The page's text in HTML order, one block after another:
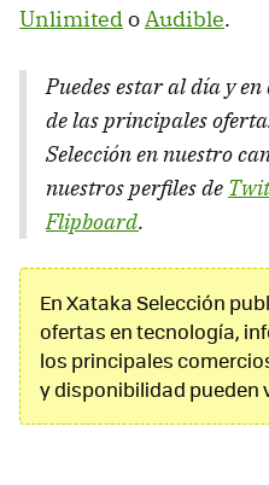
UnlimitedoAudible.
Puedes estar al día y
de las principales
Selección en nuestro
nuestros perfiles de
Flipboard.
En Xataka Selección
ofertas en tecnología,
los principales
y disponibilidad pueden